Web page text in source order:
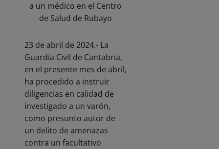
a un médico en el Centro
de Salud de Rubayo
23 de abril de 2024.- La
Guardia Civil de Cantabria,
en el presente mes de abril,
ha procedido a instruir
diligencias en calidad de
investigado a un varón,
como presunto autor de
un delito de amenazas
contra un facultativo